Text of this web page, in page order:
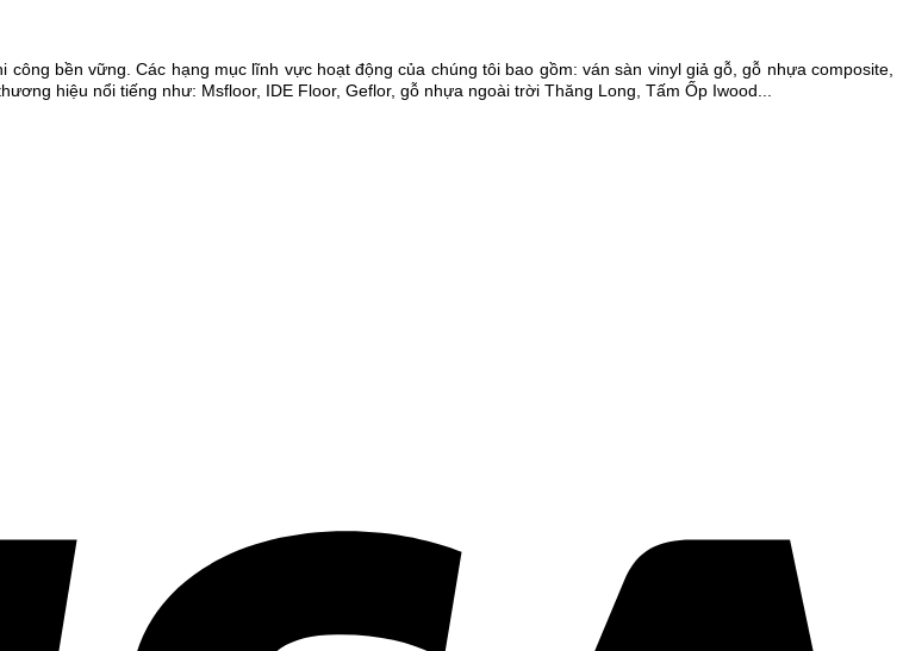
bền vững. Các hạng mục lĩnh vực hoạt động của chúng tôi bao gồm: ván sàn vinyl giả gỗ, gỗ nhựa composite,
hiệu nổi tiếng như: Msfloor, IDE Floor, Geflor, gỗ nhựa ngoài trời Thăng Long, Tấm Ốp Iwood...